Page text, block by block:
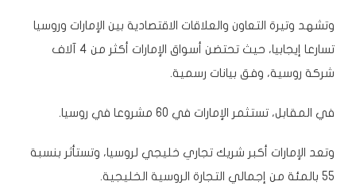
وتشهد وتيرة التعاون والعلاقات الاقتصادية بينالإمارات وروسيا
تسارعا إيجابيا، حيث تحتضن أسواق الإمارات أكثر من 4 آلاف
شركة روسية، وفق بيانات رسمية.
في المقابل، تستثمر الإمارات في 60 مشروعا في روسيا.
وتعد الإمارات أكبر شريك تجاري خليجي لروسيا، وتستأثر بنسبة
55 بالمئة من إجمالي التجارة الروسية الخليجية.